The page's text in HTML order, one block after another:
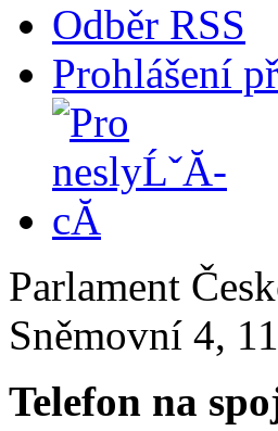
Odběr RSS
Prohlášení
Parlament
Sněmovní 4,
Telefon na